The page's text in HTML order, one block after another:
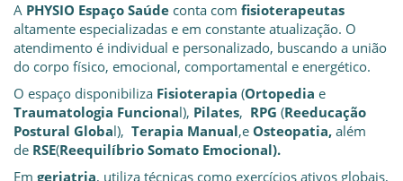
A PHYSIO Espaço Saúde conta com fisioterapeutas
altamente especializadas e em constante atualização. O
atendimento é individual e personalizado, buscando a união
do corpo físico, emocional, comportamental e energético.
O espaço disponibiliza Fisioterapia (Ortopedia e
Traumatologia Funcional), Pilates, RPG (Reeducação
Postural Global), Terapia Manual,e Osteopatia, além
de RSE(Reequilíbrio Somato Emocional).
Em geriatria, utiliza técnicas como exercícios ativos globais,